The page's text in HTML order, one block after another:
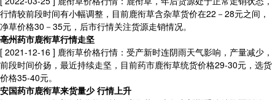
行情较前段时间有小幅调整，目前鹿衔草含杂草货价在22－28元之间，
净草价格30－35元，后市行情关注货源走销情况。
亳州药市鹿衔草行情走坚
[ 2021-12-16 ] 鹿衔草价格行情：受产新时连阴雨天气影响，产量减少，
前段时间价扬，最近持续走坚，目前药市鹿衔草统货价格29-30元，选货
价格35-40元。
安国药市鹿衔草来货量少 行情上升